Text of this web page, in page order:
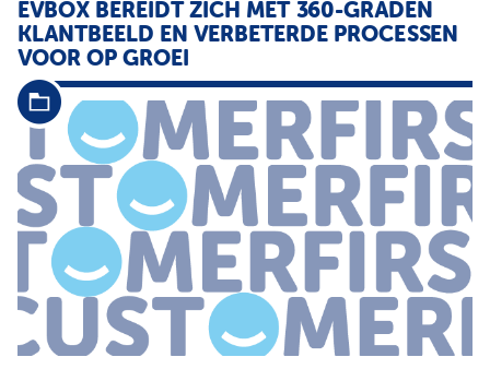
EVBOX BEREIDT ZICH MET 360-GRADEN
KLANTBEELD EN VERBETERDE PROCESSEN
VOOR OP GROEI